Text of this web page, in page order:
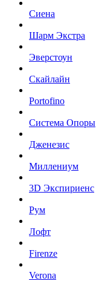
Сиена
Шарм Экстра
Эверстоун
Скайлайн
Portofino
Система Опоры
Дженезис
Миллениум
3D Экспириенс
Рум
Лофт
Firenze
Verona